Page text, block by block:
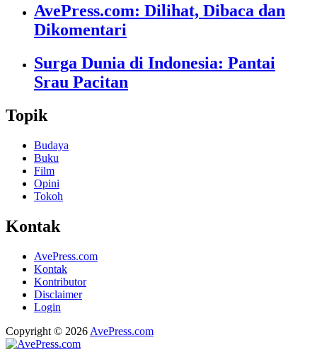
AvePress.com: Dilihat, Dibaca dan
Dikomentari
Surga Dunia di Indonesia: Pantai
Srau Pacitan
Topik
Budaya
Buku
Film
Opini
Tokoh
Kontak
AvePress.com
Kontak
Kontributor
Disclaimer
Login
Copyright © 2026 AvePress.com